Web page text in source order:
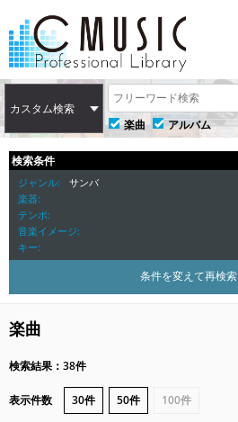
カスタム検索
楽曲
アルバム
検索条件
ジャンル
サンバ
楽器
テンポ
音楽イメージ
キー
条件を変えて再検索
楽曲
検索結果：38件
表示件数 30件 50件 100件